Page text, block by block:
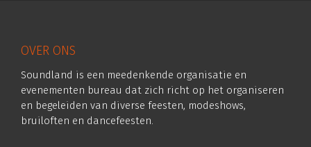
OVER ONS
Soundland is een meedenkende organisatie en
evenementen bureau dat zich richt op het organiseren
en begeleiden van diverse feesten, modeshows,
bruiloften en dancefeesten.